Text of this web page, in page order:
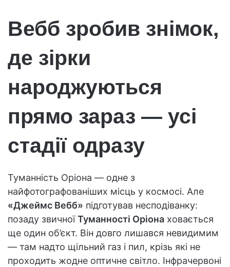
Вебб зробив знімок,
де зірки
народжуються
прямо зараз — усі
стадії одразу
Туманність Оріона — одне з
найфотографованіших місць у космосі. Але
«Джеймс Вебб» підготував несподіванку:
позаду звичноїТуманності Оріона ховається
ще один об’єкт. Він довго лишався невидимим
— там надто щільний газ і пил, крізь які не
проходить жодне оптичне світло. Інфрачервоні